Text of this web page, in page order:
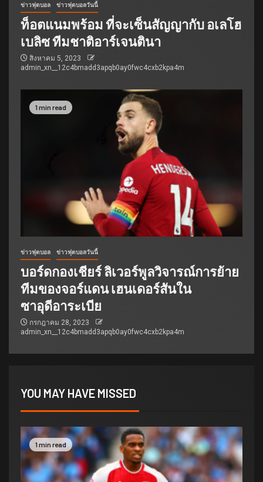
ข่าวฟุตบอล ข่าวฟุตบอลวันนี้
ท็อตแนมพร้อม ที่จะเซ็นสัญญากับ อเลโฮ
เบลิซ ทีมชาติอาร์เจนตินา
สิงหาคม 5, 2023
admin_xn__12c4bmadd3apqb0ay0fwc4cxb2kpa4m
1 min read
ข่าวฟุตบอล ข่าวฟุตบอลวันนี้
บอร์ดกองเชียร์ ลิเวอร์พูลวิจารณ์การย้าย
ทีมของจอร์แดน เฮนเดอร์สันใน
ซาอุดีอาระเบีย
กรกฎาคม 28, 2023
admin_xn__12c4bmadd3apqb0ay0fwc4cxb2kpa4m
YOU MAY HAVE MISSED
1 min read